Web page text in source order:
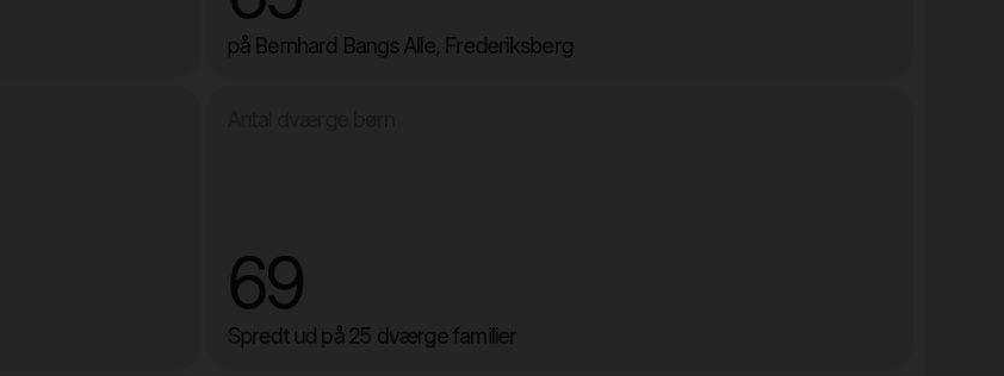
på Bernhard Bangs Alle, Frederiksberg
69
Spredt ud på 25 dværge familier